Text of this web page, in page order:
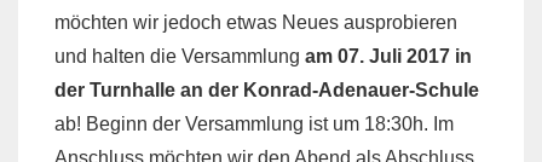
möchten wir jedoch etwas Neues ausprobieren
und halten die Versammlung am 07. Juli 2017 in
der Turnhalle an der Konrad-Adenauer-Schule
ab! Beginn der Versammlung ist um 18:30h. Im
Anschluss möchten wir den Abend als Abschluss